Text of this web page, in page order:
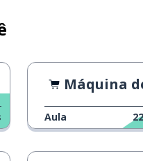
Máquina de
Aula 22